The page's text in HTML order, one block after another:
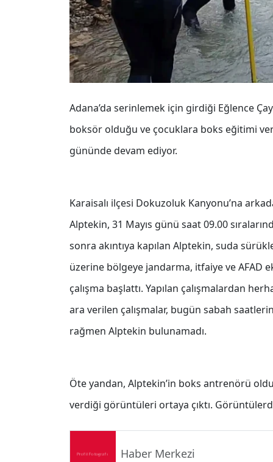
Adana’da serinlemek için girdiği Eğlence
boksör olduğu ve çocuklara boks eğitimi
gününde devam ediyor.
Karaisalı ilçesi Dokuzoluk Kanyonu’na
Alptekin, 31 Mayıs günü saat 09.00
sonra akıntıya kapılan Alptekin, suda
üzerine bölgeye jandarma, itfaiye ve AFAD
çalışma başlattı. Yapılan çalışmalardan
ara verilen çalışmalar, bugün sabah
rağmen Alptekin bulunamadı.
Öte yandan, Alptekin’in boks antrenörü
verdiği görüntüleri ortaya çıktı.
Haber Merkezi